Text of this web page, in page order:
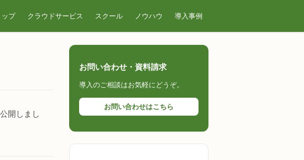
ップ クラウドサービス スクール ノウハウ 導入事例
開しまし
お問い合わせ・資料請求
導入のご相談はお気軽にどうぞ。
お問い合わせはこちら